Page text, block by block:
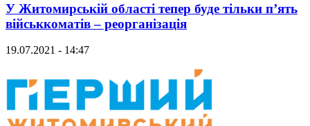
У Житомирській області тепер буде тільки п’ять
військкоматів – реорганізація
19.07.2021 - 14:47